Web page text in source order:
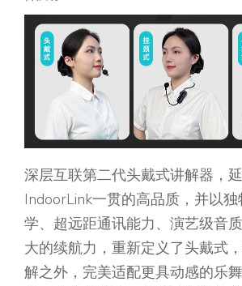
深层互联第二代头戴式讲解器，
IndoorLink一贯的高品质，并以
学、超远距通讯能力、演艺级音
大的续航力，重新定义了头戴式
解之外，完美适配更具动感的乐